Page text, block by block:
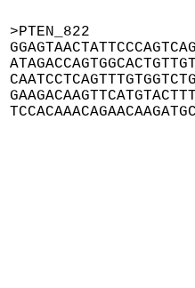
>PTEN_822